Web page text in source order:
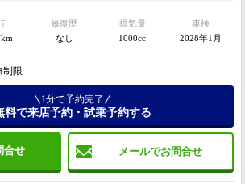
修復歴
なし
排気量
1000cc
車検
2028年1月
制限
合せ メールでお問合せ
1分で予約完了
料で来店予約・試乗予約する